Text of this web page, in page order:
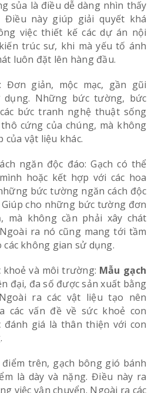
sủa là điều dễ dàng nhìn thấy
Điều này giúp giải quyết khá
việc thiết kế các dự án nội
trúc sư, khi mà yếu tố ánh
luôn đặt lên hàng đầu.
Đơn giản, mộc mạc, gần gũi
Những bức tường, bức
bức tranh nghệ thuật sống
cứng của chúng, mà không
vật liệu khác.
ngăn độc đáo: Gạch có thể
hoặc kết hợp với các hoa
bức tường ngăn cách độc
cho những bức tường đơn
mà không cần phải xây chát
ra nó cũng mang tới tầm
không gian sử dụng.
và môi trường: Mẫu gạch
đại, đa số được sản xuất bằng
ra các vật liệu tạo nên
các vấn đề về sức khoẻ con
giá là thân thiện với con
trên, gạch bông gió bánh
là dày và nặng. Điều này ra
việc vận chuyển. Ngoài ra các